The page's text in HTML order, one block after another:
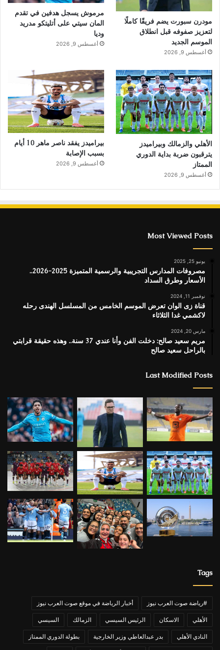
مودرن سبورت يضم فريقًا كاملًا
لتعزيز صفوفه قبل انطلاق
الموسم الجديد
أغسطس 9, 2026
مرموش يسجل هدفين في تقدم
المان سيتي على أتليتكو مدريد
وديا
أغسطس 9, 2026
الأهلي والزمالك وبيراميدز
يترقبون ضربة بداية الدوري
الممتاز
أغسطس 9, 2026
بيراميدز يفقد ناصر ماهر 10 أيام
بسبب الإصابة
أغسطس 9, 2026
Most Viewed Posts
يونيو 25, 2025
مصروفات المدارس التجريبية والرسمية المتميزة 2025-2026..
الأسعار وطرق السداد
نوفمبر 11, 2024
قناة زى الوان تعرض الموسم الخامس من المسلسل الهندى رحله
لاكشمي غدا الثلاثاء
مارس 20, 2024
مريم سعيد صالح: دخلت الفن وأنا عندي 37 سنة.. وهذه حقيقة قرابتي
بالراحل سعيد صالح
Last Modified Posts
Tags
#رياضة صوت العرب نيوز أخبار الرياضة في موقع صوت العرب نيوز
الأهلي الاسكان الرئيس السيسي الزمالك السيسي
النادي الأهلي بدر عبدالعاطي وزير الخارجية بطولة الدوري الممتاز